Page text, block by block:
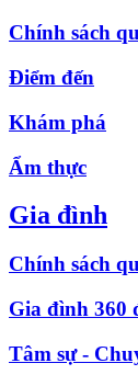
Chính sách
Điểm đến
Khám phá
Ẩm thực
Gia đình
Chính sách
Gia đình 360
Tâm sự -